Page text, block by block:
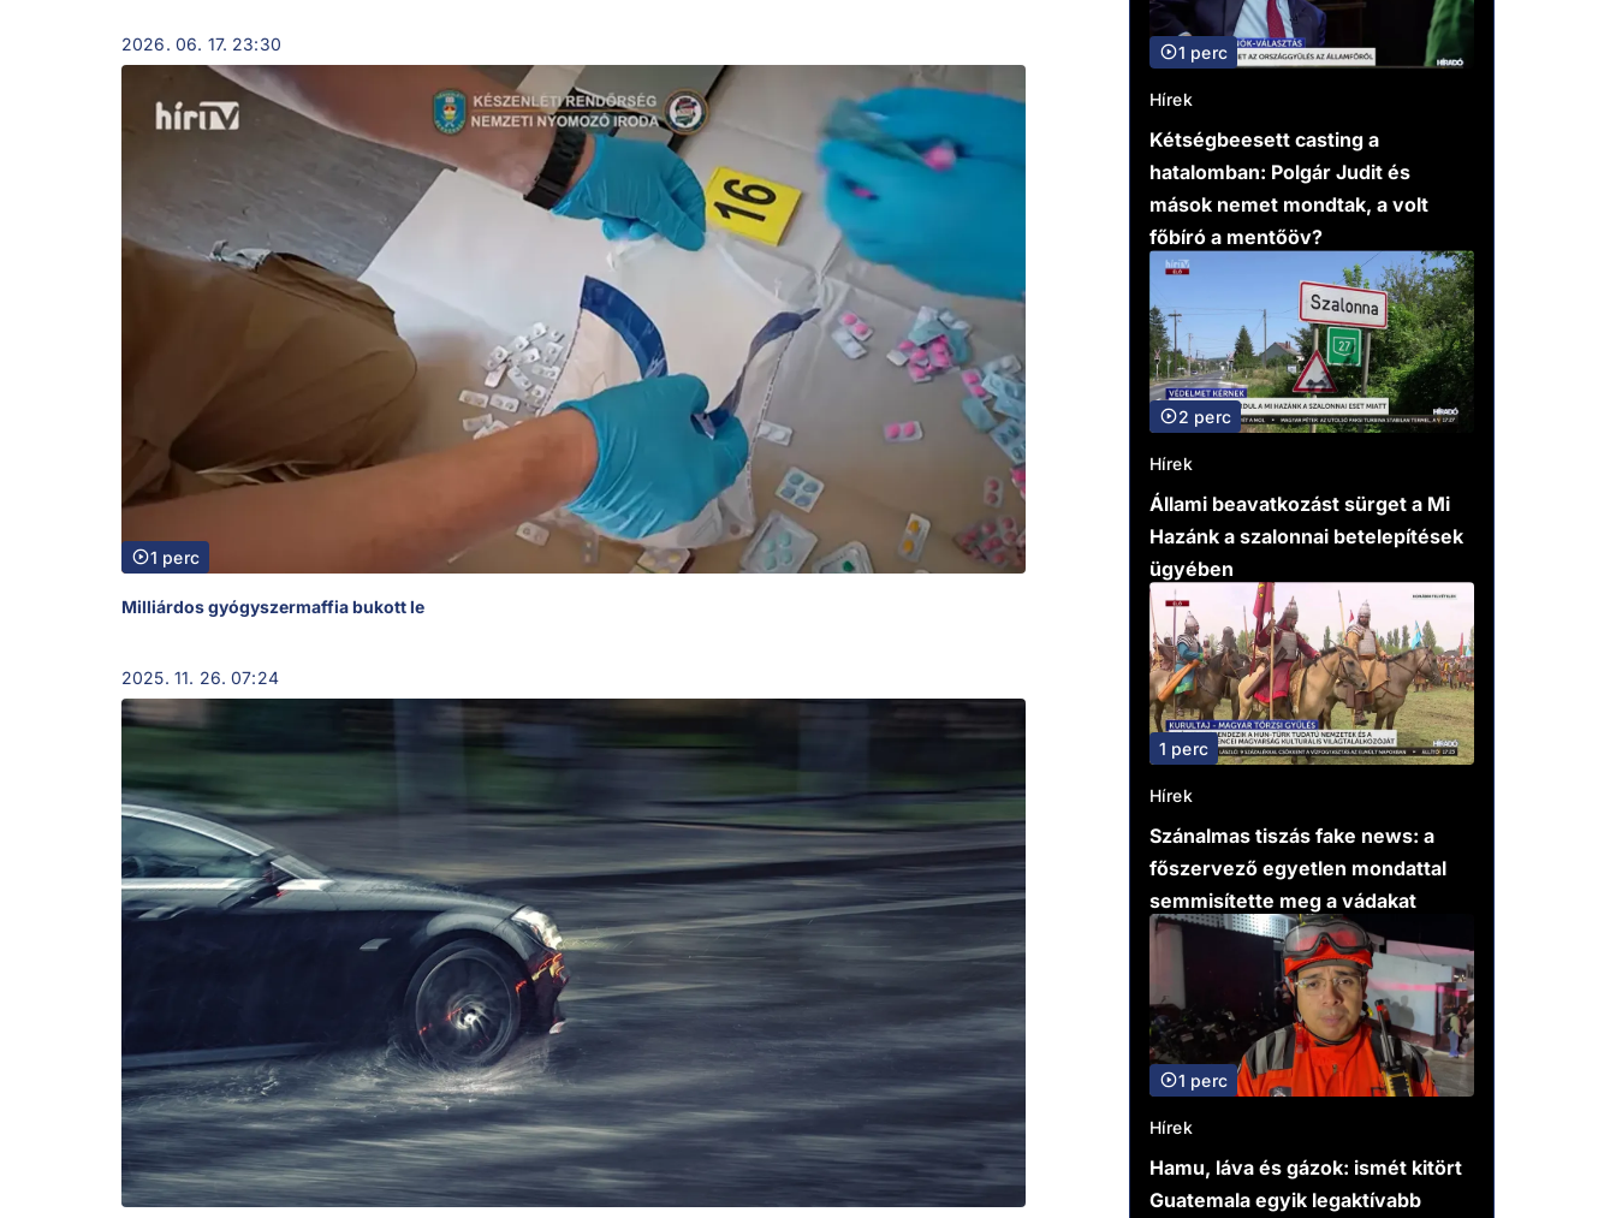
2026. 06. 17. 23:30
1 perc
Milliárdos gyógyszermaffia bukott le
2025. 11. 26. 07:24
1 perc
Hírek
Kétségbeesett casting a
hatalomban: Polgár Judit és
mások nemet mondtak, a volt
főbíró a mentőöv?
2 perc
Hírek
Állami beavatkozást sürget a Mi
Hazánk a szalonnai betelepítések
ügyében
1 perc
Hírek
Szánalmas tiszás fake news: a
főszervező egyetlen mondattal
semmisítette meg a vádakat
1 perc
Hírek
Hamu, láva és gázok: ismét kitört
Guatemala egyik legaktívabb